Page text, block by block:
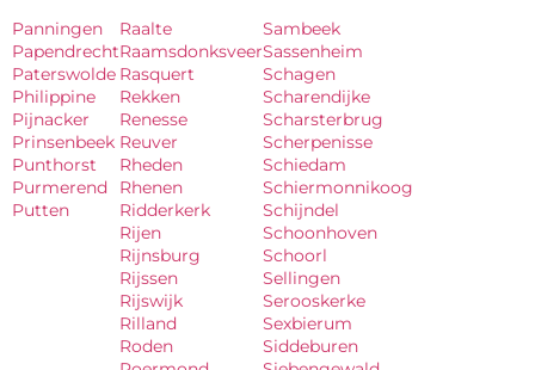
Panningen
Papendrecht
Paterswolde
Philippine
Pijnacker
Prinsenbeek
Punthorst
Purmerend
Putten
Raalte
Raamsdonksveer
Rasquert
Rekken
Renesse
Reuver
Rheden
Rhenen
Ridderkerk
Rijen
Rijnsburg
Rijssen
Rijswijk
Rilland
Roden
Sambeek
Sassenheim
Schagen
Scharendijke
Scharsterbrug
Scherpenisse
Schiedam
Schiermonnikoog
Schijndel
Schoonhoven
Schoorl
Sellingen
Serooskerke
Sexbierum
Siddeburen